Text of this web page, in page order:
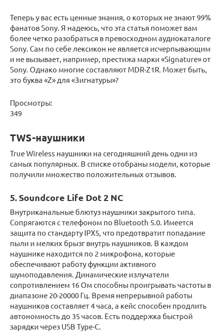
Теперь у вас есть ценные знания, о которых не знают 99%
фанатов Sony. Я надеюсь, что эта статья поможет вам
более четко разобраться в превосходном аудиокаталоге
Sony. Сам по себе лексикон не является исчерпывающим
и не вызывает, например, престижа марки «Signature» от
Sony. Однако многие составляют MDR-Z1R. Может быть,
это буква «Z» для «Зигнатуры»?
Просмотры:
349
TWS-наушники
True Wireless наушники на сегодняшний день одни из
самых популярных. В списке отобраны модели, которые
получили множество положительных отзывов.
5. Soundcore Life Dot 2 NC
Внутриканальные блютуз наушники закрытого типа.
Сопрягаются с телефоном по Bluetooth 5.0. Имеется
защита по стандарту IPX5, что предотвратит попадание
пыли и мелких брызг внутрь наушников. В каждом
наушнике находится по 2 микрофона, которые
обеспечивают работу функции активного
шумоподавления. Динамические излучатели
сопротивлением 16 Ом способны проигрывать частоты в
диапазоне 20-20000 Гц. Время непрерывной работы
наушников составляет 4 часа, а кейс способен продлить
автономность до 35 часов. Есть поддержка быстрой
зарядки через USB Type-C.